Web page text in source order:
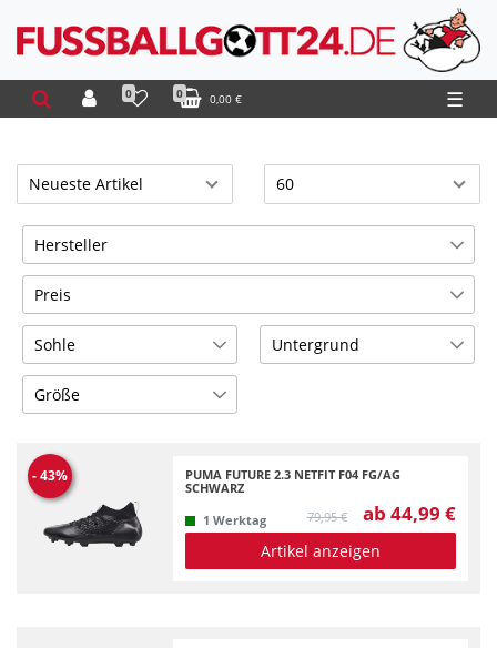
0 0 0,00 € ☰
Hersteller
Puma
5
Preis
€ €
Übernehmen
Sohle
AG
3
FG 3
MG
Untergrund
Naturrasen
Größe
37.5
39= UK 6 = US 7
40.5 = UK 7 = US 8 3
1
-43%
PUMA FUTURE 2.3 NETFIT F04 FG/AG
SCHWARZ
1 Werktag 79,95 € ab 44,99 €
Artikel anzeigen